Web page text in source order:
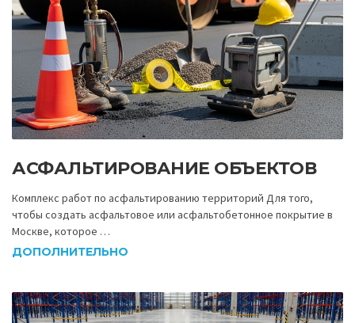
АСФАЛЬТИРОВАНИЕ ОБЪЕКТОВ
Комплекс работ по асфальтированию территорий Для того,
чтобы создать асфальтовое или асфальтобетонное покрытие в
Москве, которое …
ДОПОЛНИТЕЛЬНО